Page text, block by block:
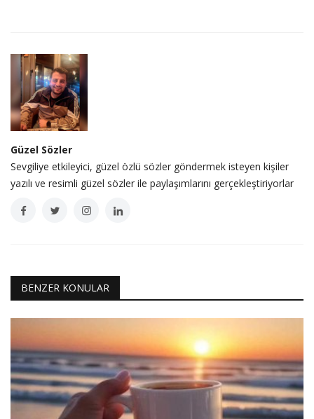
Güzel Sözler
Sevgiliye etkileyici, güzel özlü sözler göndermek isteyen kişiler
yazılı ve resimli güzel sözler ile paylaşımlarını gerçekleştiriyorlar
BENZER KONULAR